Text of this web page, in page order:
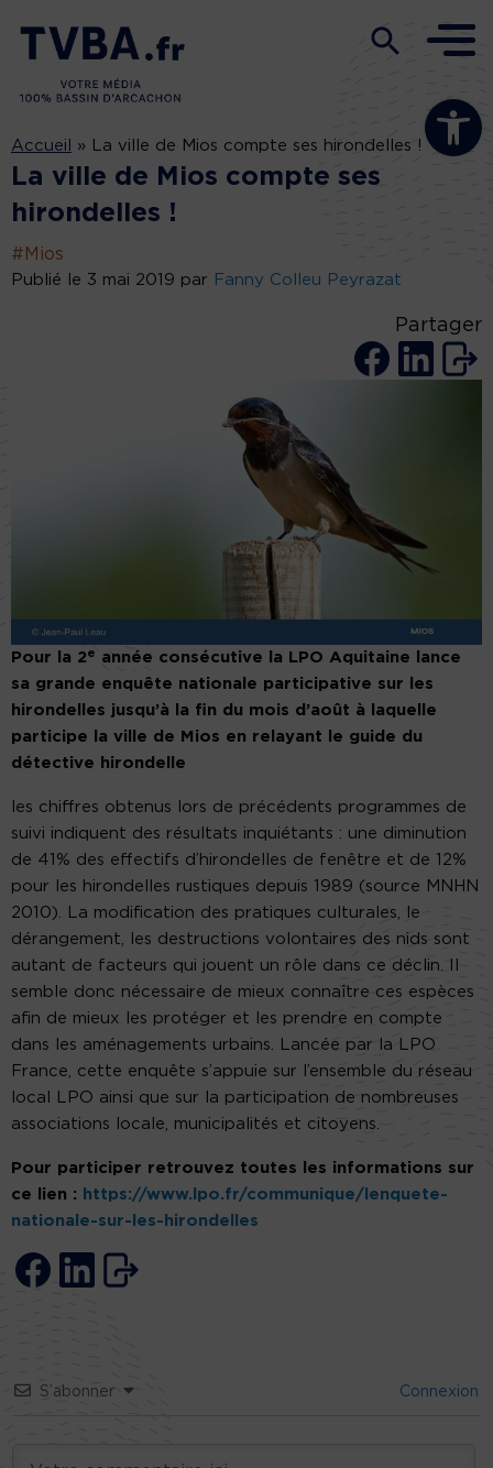
Ouvrir la
Accueil » La ville de Mios compte ses hirondelles !
La ville de Mios compte ses
hirondelles !
#Mios
Publié le 3 mai 2019 par Fanny Colleu Peyrazat
Partager
Pour la 2e
année consécutive la LPO Aquitaine lance
sa grande enquête nationale participative sur les
hirondelles jusqu’à la fin du mois d’août à laquelle
participe la ville de Mios en relayant le guide du
détective hirondelle
les chiffres obtenus lors de précédents programmes de
suivi indiquent des résultats inquiétants : une diminution
de 41% des effectifs d’hirondelles de fenêtre et de 12%
pour les hirondelles rustiques depuis 1989 (source MNHN
2010). La modification des pratiques culturales, le
dérangement, les destructions volontaires des nids sont
autant de facteurs qui jouent un rôle dans ce déclin. Il
semble donc nécessaire de mieux connaître ces espèces
afin de mieux les protéger et les prendre en compte
dans les aménagements urbains. Lancée par la LPO
France, cette enquête s’appuie sur l’ensemble du réseau
local LPO ainsi que sur la participation de nombreuses
associations locale, municipalités et citoyens.
Pour participer retrouvez toutes les informations sur
ce lien : https://www.lpo.fr/communique/lenquete-
nationale-sur-les-hirondelles
S’abonner Connexion